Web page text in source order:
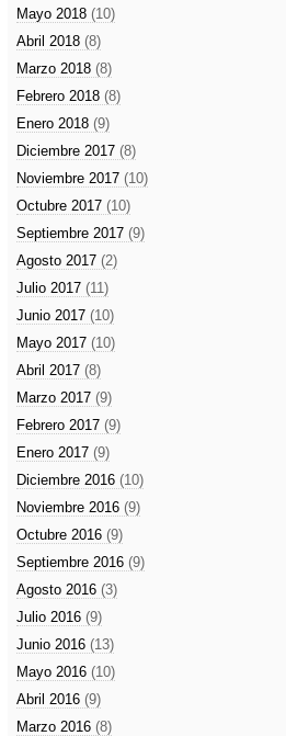
Mayo 2018 (10)
Abril 2018 (8)
Marzo 2018 (8)
Febrero 2018 (8)
Enero 2018 (9)
Diciembre 2017 (8)
Noviembre 2017 (10)
Octubre 2017 (10)
Septiembre 2017 (9)
Agosto 2017 (2)
Julio 2017 (11)
Junio 2017 (10)
Mayo 2017 (10)
Abril 2017 (8)
Marzo 2017 (9)
Febrero 2017 (9)
Enero 2017 (9)
Diciembre 2016 (10)
Noviembre 2016 (9)
Octubre 2016 (9)
Septiembre 2016 (9)
Agosto 2016 (3)
Julio 2016 (9)
Junio 2016 (13)
Mayo 2016 (10)
Abril 2016 (9)
Marzo 2016 (8)